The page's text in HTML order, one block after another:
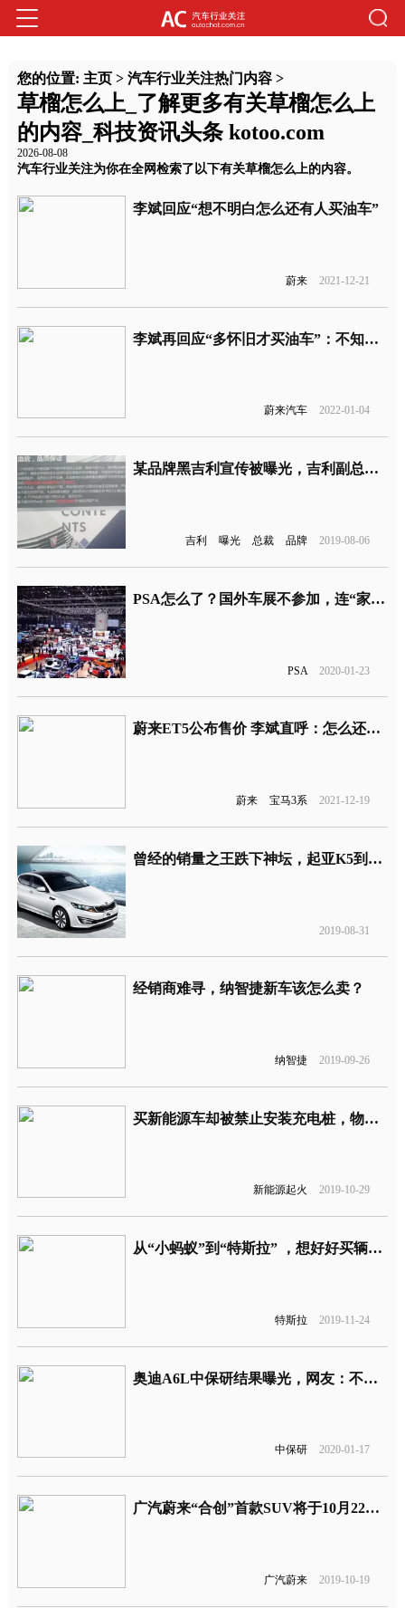
您的位置: 主页> 汽车行业关注热门内容>
草榴怎么上_了解更多有关草榴怎么上
的内容_科技资讯头条 kotoo.com
2026-08-08
汽车行业关注为你在全网检索了以下有关草榴怎么上的内容。
李斌回应“想不明白怎么还有人买油车”
蔚来 2021-12-21
李斌再回应“多怀旧才买油车”：不知道怎么就又上热搜了
蔚来汽车 2022-01-04
某品牌黑吉利宣传被曝光，吉利副总裁：怎么就见不得别人好
吉利 曝光 总裁 品牌 2019-08-06
PSA怎么了？国外车展不参加，连“家门口”车展也取消
PSA 2020-01-23
蔚来ET5公布售价 李斌直呼：怎么还有人买油车
蔚来 宝马3系 2021-12-19
曾经的销量之王跌下神坛，起亚K5到底怎么了？
2019-08-31
经销商难寻，纳智捷新车该怎么卖？
纳智捷 2019-09-26
买新能源车却被禁止安装充电桩，物业：万一着火怎么办？
新能源起火 2019-10-29
从“小蚂蚁”到“特斯拉” ，想好好买辆车怎么这么难！
特斯拉 2019-11-24
奥迪A6L中保研结果曝光，网友：不是一个班怎么考？
中保研 2020-01-17
广汽蔚来“合创”首款SUV将于10月22日开启盲订 网友：怎么看着像零跑
广汽蔚来 2019-10-19